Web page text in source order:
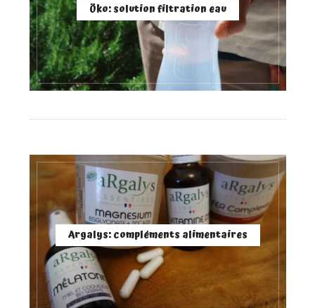
Öko: solution filtration eau
Argalys: compléments alimentaires